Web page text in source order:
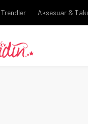
Trendler Aksesuar & Takı